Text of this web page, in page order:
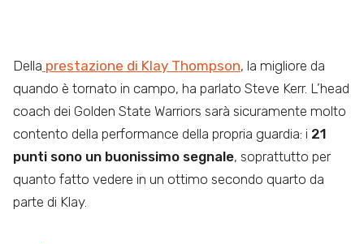
Della prestazione di Klay Thompson, la migliore da
quando è tornato in campo, ha parlato Steve Kerr. L’head
coach dei Golden State Warriors sarà sicuramente molto
contento della performance della propria guardia: i 21
punti sono un buonissimo segnale, soprattutto per
quanto fatto vedere in un ottimo secondo quarto da
parte di Klay.